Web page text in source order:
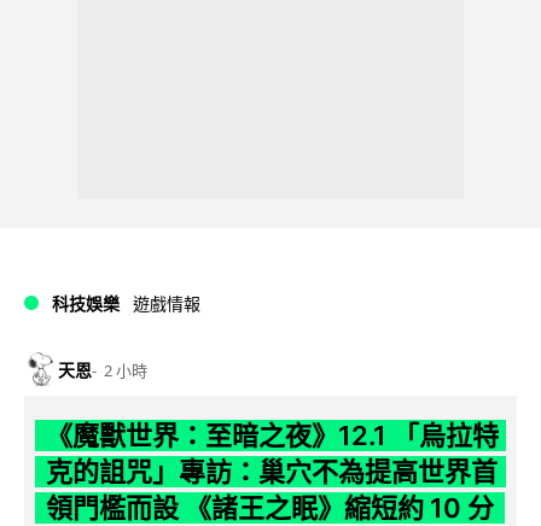
科技娛樂 遊戲情報
天恩 2 小時
《魔獸世界：至暗之夜》12.1 「烏拉特
克的詛咒」專訪：巢穴不為提高世界首
領門檻而設 《諸王之眠》縮短約 10 分